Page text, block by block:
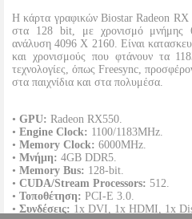
Η κάρτα γραφικών Biostar Radeon RX
στα 128 bit, με χρονισμό μνήμης
ανάλυση 4096 X 2160. Είναι
και χρονισμούς που φτάνουν τα
τεχνολογίες, όπως Freesync,
στα παιχνίδια και στα πολυμέσα.
• GPU: Radeon RX550.
• Engine Clock: 1100/1183MHz.
• Memory Clock: 6000MHz.
• Μνήμη: 4GB DDR5.
• Memory Bus: 128-bit.
• CUDA/Stream Processors: 512.
• Τοποθέτηση: PCI-E 3.0.
• Συνδέσεις: 1x DVI, 1x HDMI, 1x